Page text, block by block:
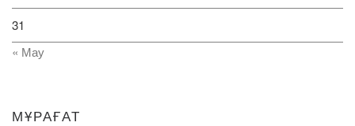
31
« Мау
МҰРАҒАТ